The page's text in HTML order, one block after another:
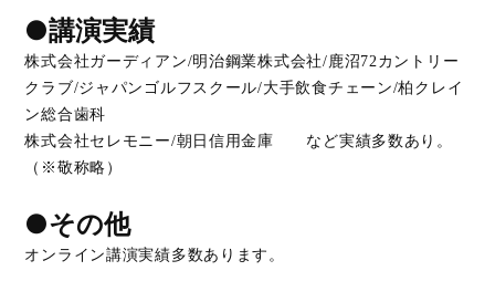
●講演実績
株式会社ガーディアン/明治鋼業株式会社/鹿沼72カントリー
クラブ/ジャパンゴルフスクール/大手飲食チェーン/柏クレイ
ン総合歯科
株式会社セレモニー/朝日信用金庫 など実績多数あり。
（※敬称略）
●その他
オンライン講演実績多数あります。